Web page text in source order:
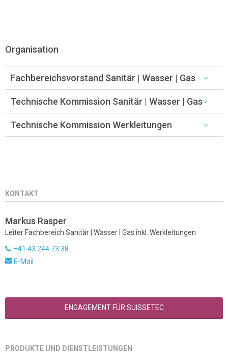
Organisation
Fachbereichsvorstand Sanitär | Wasser | Gas
Technische Kommission Sanitär | Wasser | Gas
Technische Kommission Werkleitungen
KONTAKT
Markus Rasper
Leiter Fachbereich Sanitär | Wasser I Gas inkl. Werkleitungen
+41 43 244 73 38
E-Mail
ENGAGEMENT FÜR SUISSETEC
PRODUKTE UND DIENSTLEISTUNGEN